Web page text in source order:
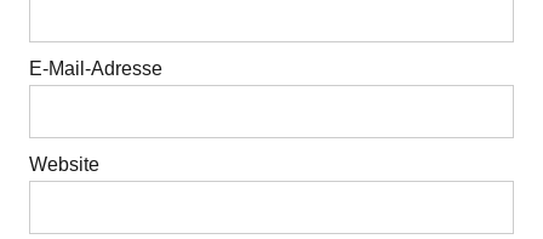
E-Mail-Adresse
Website